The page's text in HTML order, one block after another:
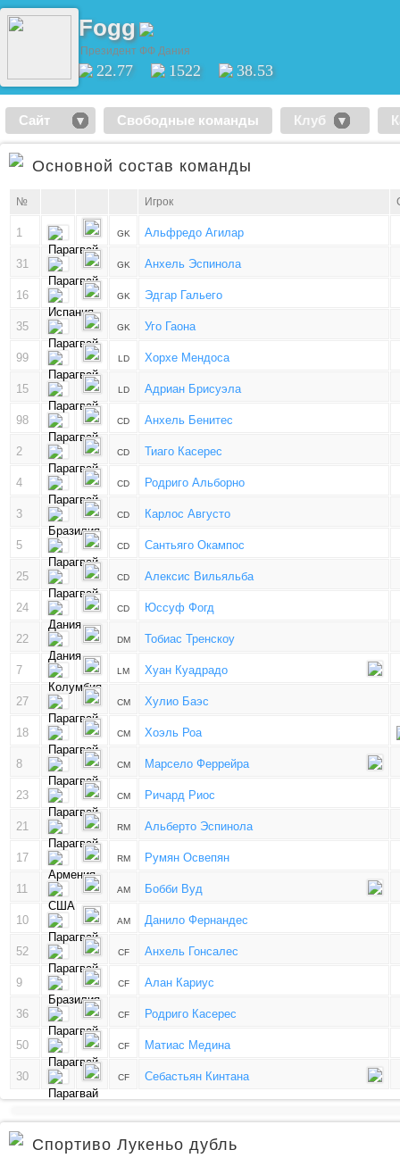
Fogg
Президент ФФ Дания
22.77 1522 38.53
Сайт Свободные команды Клуб
Основной состав команды
№ Игрок
1 GK Альфредо Агилар
31 GK Анхель Эспинола
16 GK Эдгар Гальего
35 GK Уго Гаона
99 LD Хорхе Мендоса
15 LD Адриан Брисуэла
98 CD Анхель Бенитес
2 CD Тиаго Касерес
4 CD Родриго Альборно
3 CD Карлос Августо
5 CD Сантьяго Окампос
25 CD Алексис Вильяльба
24 CD Юссуф Фогд
22 DM Тобиас Тренскоу
7 LM Хуан Куадрадо
27 CM Хулио Баэс
18 CM Хоэль Роа
8 CM Марсело Феррейра
23 CM Ричард Риос
21 RM Альберто Эспинола
17 RM Румян Освепян
11 AM Бобби Вуд
10 AM Данило Фернандес
52 CF Анхель Гонсалес
9 CF Алан Кариус
36 CF Родриго Касерес
50 CF Матиас Медина
30 CF Себастьян Кинтана
Спортиво Лукеньо дубль